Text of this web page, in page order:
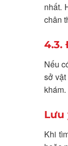
nhất.
chân
4.3.
Nếu
sở
Lưu
Khi